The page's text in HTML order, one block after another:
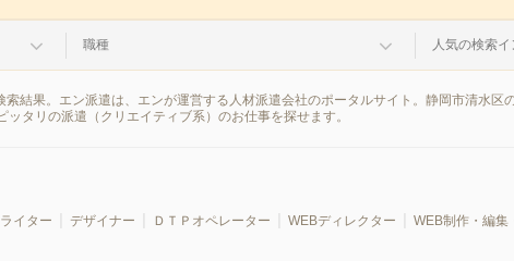
職種 人気の検索
結果。エン派遣は、エンが運営する人材派遣会社のポータルサイト。静岡市清水区
タリの派遣（クリエイティブ系）のお仕事を探せます。
イター デザイナー ＤＴＰオペレーター WEBディレクター WEB制作・編集